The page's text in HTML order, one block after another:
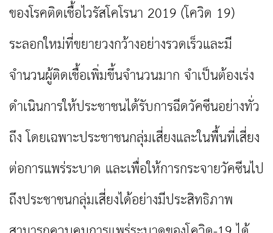
ของโรคติดเชื้อไวรัสโคโรนา 2019 (โควิด 19)
ระลอกใหม่ที่ขยายวงกว้างอย่างรวดเร็วและมี
จำนวนผู้ติดเชื้อเพิ่มขึ้นจำนวนมาก จำเป็นต้องเร่ง
ดำเนินการให้ประชาชนได้รับการฉีดวัคซีนอย่างทั่ว
ถึง โดยเฉพาะประชาชนกลุ่มเสี่ยงและในพื้นที่เสี่ยง
ต่อการแพร่ระบาด และเพื่อให้การกระจายวัคซีนไป
ถึงประชาชนกลุ่มเสี่ยงได้อย่างมีประสิทธิภาพ